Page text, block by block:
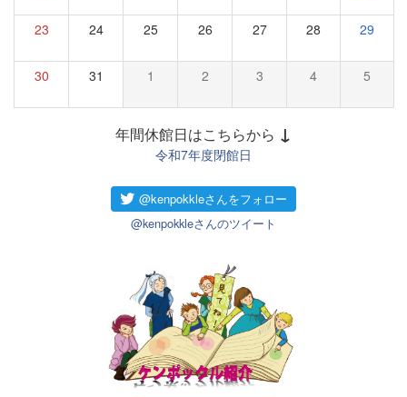
23 24 25 26 27 28 29
30 31 1 2 3 4 5
年間休館日はこちらから ↓
令和7年度閉館日
@kenpokkleさんのツイート